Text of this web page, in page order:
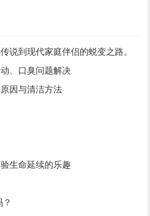
说到现代家庭伴侣的蜕变之路。
、口臭问题解决
因与清洁方法
生命延续的乐趣